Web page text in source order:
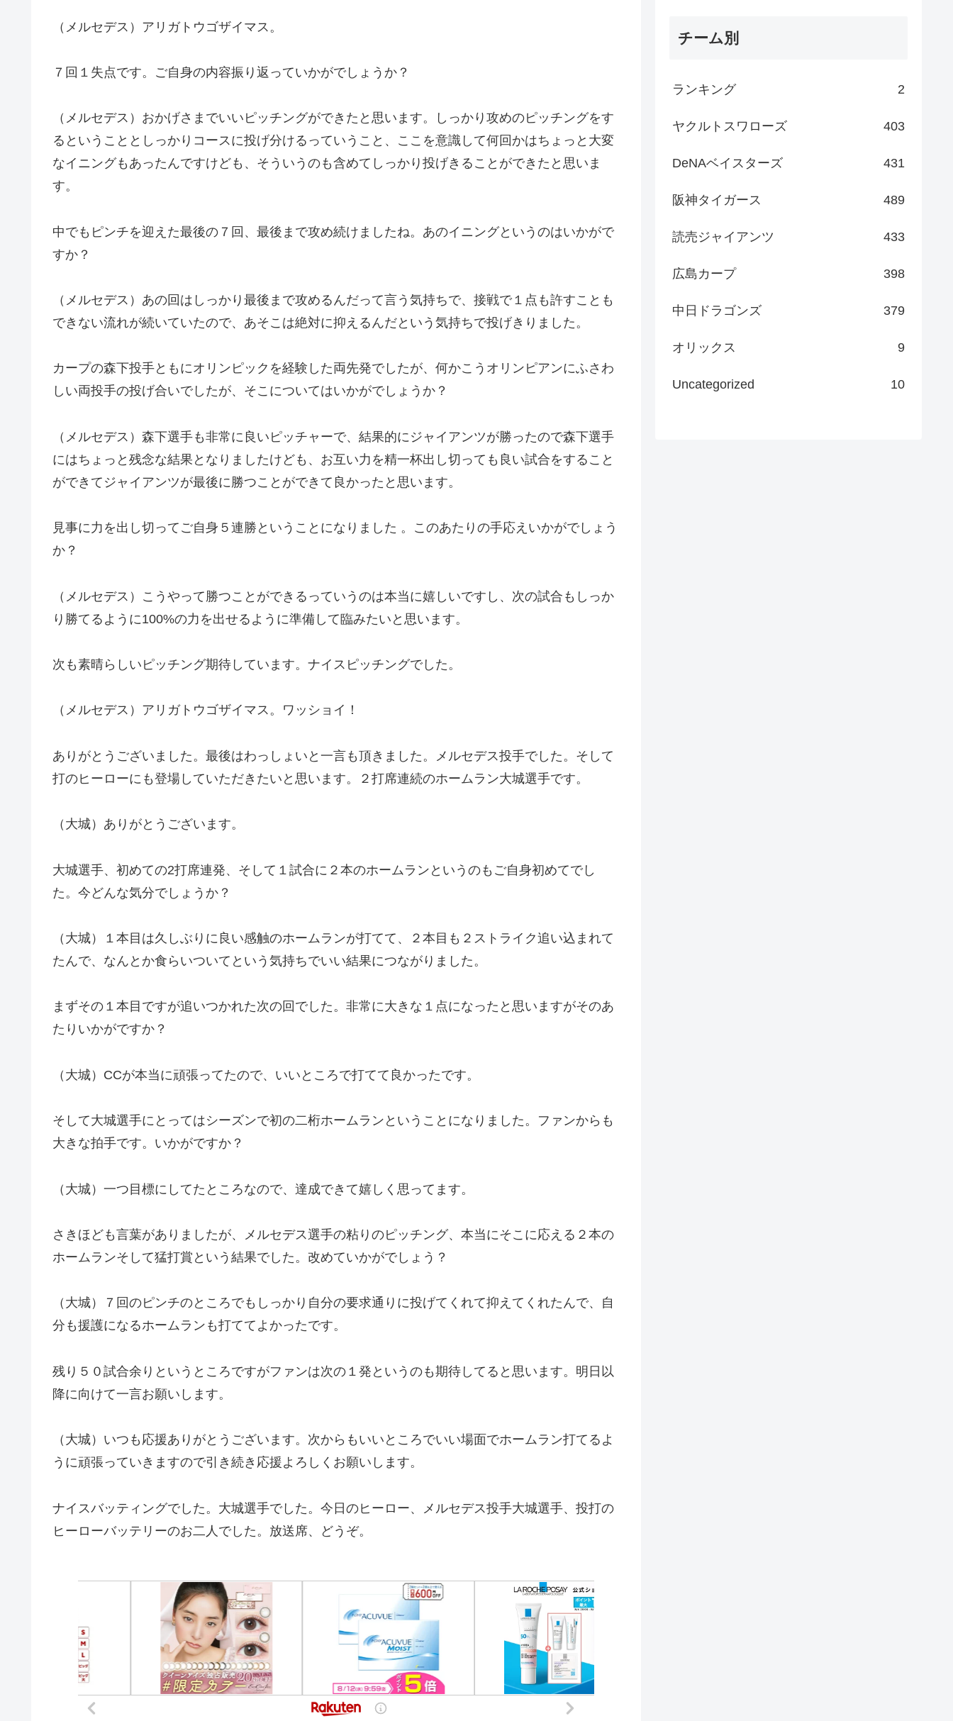
（メルセデス）アリガトウゴザイマス。
７回１失点です。ご自身の内容振り返っていかがでしょうか？
（メルセデス）おかげさまでいいピッチングができたと思います。しっかり攻めのピッチングをす
るということとしっかりコースに投げ分けるっていうこと、ここを意識して何回かはちょっと大変
なイニングもあったんですけども、そういうのも含めてしっかり投げきることができたと思いま
す。
中でもピンチを迎えた最後の７回、最後まで攻め続けましたね。あのイニングというのはいかがで
すか？
（メルセデス）あの回はしっかり最後まで攻めるんだって言う気持ちで、接戦で１点も許すことも
できない流れが続いていたので、あそこは絶対に抑えるんだという気持ちで投げきりました。
カープの森下投手ともにオリンピックを経験した両先発でしたが、何かこうオリンピアンにふさわ
しい両投手の投げ合いでしたが、そこについてはいかがでしょうか？
（メルセデス）森下選手も非常に良いピッチャーで、結果的にジャイアンツが勝ったので森下選手
にはちょっと残念な結果となりましたけども、お互い力を精一杯出し切っても良い試合をすること
ができてジャイアンツが最後に勝つことができて良かったと思います。
見事に力を出し切ってご自身５連勝ということになりました 。このあたりの手応えいかがでしょう
か？
（メルセデス）こうやって勝つことができるっていうのは本当に嬉しいですし、次の試合もしっか
り勝てるように100%の力を出せるように準備して臨みたいと思います。
次も素晴らしいピッチング期待しています。ナイスピッチングでした。
（メルセデス）アリガトウゴザイマス。ワッショイ！
ありがとうございました。最後はわっしょいと一言も頂きました。メルセデス投手でした。そして
打のヒーローにも登場していただきたいと思います。２打席連続のホームラン大城選手です。
（大城）ありがとうございます。
大城選手、初めての2打席連発、そして１試合に２本のホームランというのもご自身初めてでし
た。今どんな気分でしょうか？
（大城）１本目は久しぶりに良い感触のホームランが打てて、２本目も２ストライク追い込まれて
たんで、なんとか食らいついてという気持ちでいい結果につながりました。
まずその１本目ですが追いつかれた次の回でした。非常に大きな１点になったと思いますがそのあ
たりいかがですか？
（大城）CCが本当に頑張ってたので、いいところで打てて良かったです。
そして大城選手にとってはシーズンで初の二桁ホームランということになりました。ファンからも
大きな拍手です。いかがですか？
（大城）一つ目標にしてたところなので、達成できて嬉しく思ってます。
さきほども言葉がありましたが、メルセデス選手の粘りのピッチング、本当にそこに応える２本の
ホームランそして猛打賞という結果でした。改めていかがでしょう？
（大城）７回のピンチのところでもしっかり自分の要求通りに投げてくれて抑えてくれたんで、自
分も援護になるホームランも打ててよかったです。
残り５０試合余りというところですがファンは次の１発というのも期待してると思います。明日以
降に向けて一言お願いします。
（大城）いつも応援ありがとうございます。次からもいいところでいい場面でホームラン打てるよ
うに頑張っていきますので引き続き応援よろしくお願いします。
ナイスバッティングでした。大城選手でした。今日のヒーロー、メルセデス投手大城選手、投打の
ヒーローバッテリーのお二人でした。放送席、どうぞ。
チーム別
ランキング 2
ヤクルトスワローズ 403
DeNAベイスターズ 431
阪神タイガース 489
読売ジャイアンツ 433
広島カープ 398
中日ドラゴンズ 379
オリックス 9
Uncategorized 10